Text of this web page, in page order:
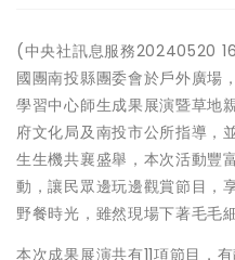
(中央社訊息服務20240520
國團南投縣團委會於戶外廣場
學習中心師生成果展演暨草地
府文化局及南投市公所指導，
生生機共襄盛舉，本次活動豐
動，讓民眾邊玩邊觀賞節目，
野餐時光，雖然現場下著毛毛
本次成果展演共有11項節目，